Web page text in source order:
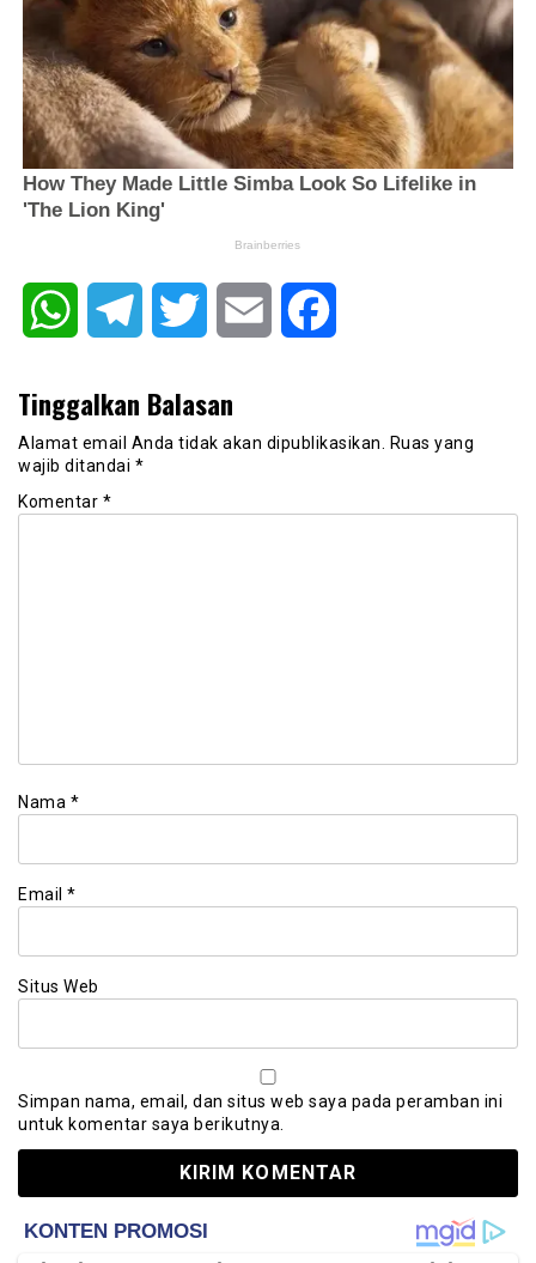
WhatsAppTelegram Twitter Email
Tinggalkan Balasan
Alamat email Anda tidak akan dipublikasikan.
Ruas yang
wajib ditandai *
Komentar *
Nama *
Email *
Situs Web
Simpan nama, email, dan situs web saya pada peramban ini
untuk komentar saya berikutnya.